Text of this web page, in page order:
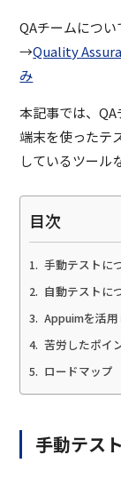
QAチームについ
→Quality
み
本記事では、
端末を使ったテ
しているツール
目次
手動テストに
自動テストに
Appuimを活
苦労したポイ
ロードマップ
手動テス